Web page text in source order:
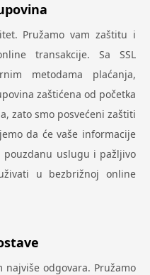
Pružamo vam zaštitu i
transakcije. Sa SSL
metodama plaćanja,
zaštićena od početka
zato smo posvećeni zaštiti
da će vaše informacije
pouzdanu uslugu i pažljivo
u bezbrižnoj online
odgovara. Pružamo